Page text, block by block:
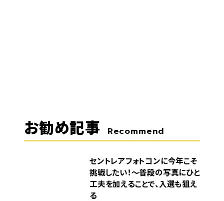
お勧め記事 Recommend
セントレアフォトコンに今年こそ
挑戦したい！～普段の写真にひと
工夫を加えることで、入選も狙え
る